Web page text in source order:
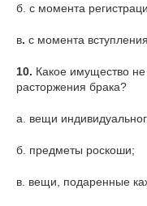
б. с момента
в. с момента
10. Какое имущество
расторжения брака?
а. вещи
б. предметы роскоши;
в. вещи, подаренные